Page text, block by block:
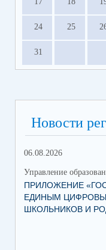
24 25
31
Новости
06.08.2026
Управление
ПРИЛОЖЕНИЕ
ЕДИНЫМ
ШКОЛЬНИКОВ И